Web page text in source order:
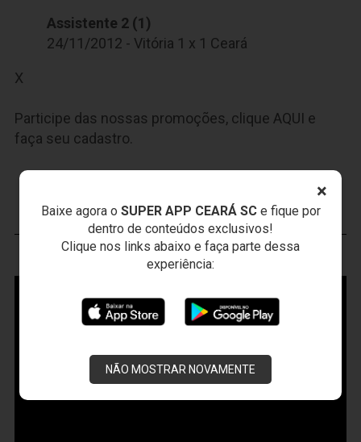
×
Baixe agora o SUPER APP CEARÁ SCe fique por
dentro de conteúdos exclusivos!
Clique nos links abaixo e faça parte dessa
experiência:
NÃO MOSTRAR NOVAMENTE
Assistente 2 (1)
24/11/2012 - Vitória 1 x 1 Ceará
X
Participe das nossas promoções, clique AQUI e
faça seu cadastro.
VOZÃOTV